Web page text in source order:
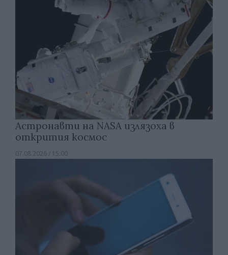
Астронавти на NASA излязоха в
открития космос
07.08.2026 / 15:00